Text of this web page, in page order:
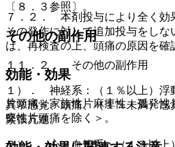
〔８．３参照〕。
その他の副作用
１１．２． その他の副作用
１）． 神経系：（１％以上）浮
異常感覚、頭痛、（１％未満）
緊張亢進。
２）． 心・血管系：（１％以上
７．２． 本剤投与により全く効
その発作に対して追加投与をしな
は、再検査の上、頭痛の原因を確
効能・効果
片頭痛＜家族性片麻痺性・孤発
痺性片頭痛を除く＞。